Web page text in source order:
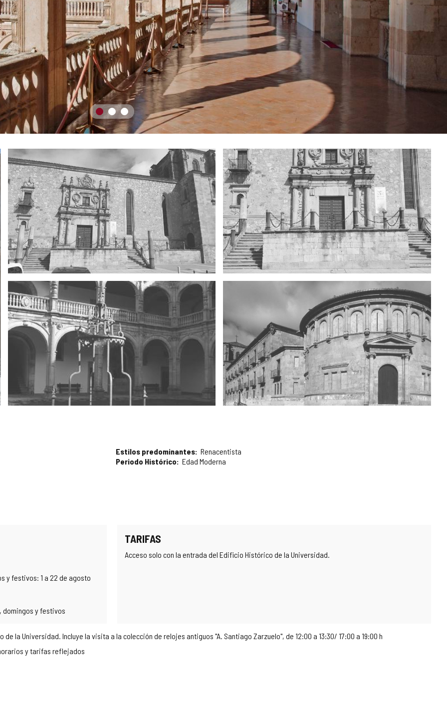
Estilos predominantes Renacentista
Periodo Histórico
Edad Moderna
y festivos: 1 a 22 de agosto
domingos y festivos
TARIFAS
Acceso solo con la entrada del Edificio Histórico de la Universidad.
la Universidad. Incluye la visita a la colección de relojes antiguos "A. Santiago Zarzuelo", de 12:00 a 13:30/ 17:00 a 19:00 h
y tarifas reflejados